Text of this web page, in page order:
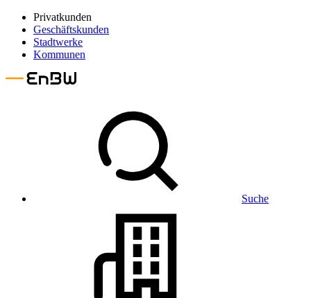
Privatkunden
Geschäftskunden
Stadtwerke
Kommunen
Suche